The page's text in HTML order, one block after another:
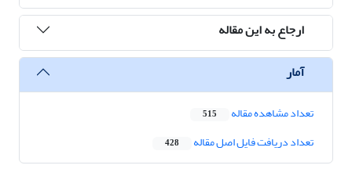
ارجاع به این مقاله
آمار
تعداد مشاهده مقاله 515
تعداد دریافت فایل اصل مقاله 428